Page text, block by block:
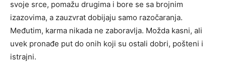
svoje srce, pomažu drugima i bore se sa brojnim
izazovima, a zauzvrat dobijaju samo razočaranja.
Međutim, karma nikada ne zaboravlja. Možda kasni, ali
uvek pronađe put do onih koji su ostali dobri, pošteni i
istrajni.